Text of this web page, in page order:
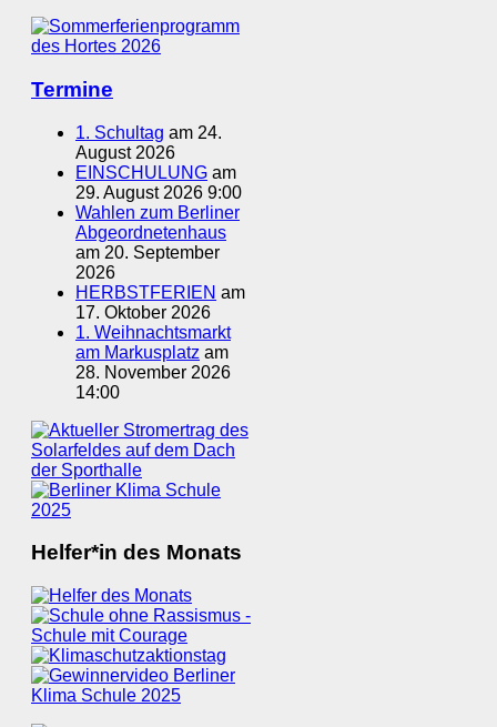
Termine
1. Schultag am 24.
August 2026
EINSCHULUNG am
29. August 2026 9:00
Wahlen zum Berliner
Abgeordnetenhaus
am 20. September
2026
HERBSTFERIEN am
17. Oktober 2026
1. Weihnachtsmarkt
am Markusplatz am
28. November 2026
14:00
Helfer*in des Monats